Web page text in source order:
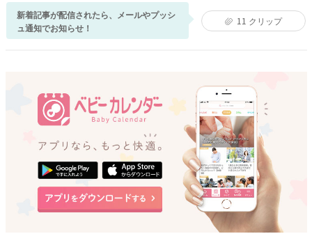
新着記事が配信されたら、メールやプッシ
ュ通知でお知らせ！
11 クリップ